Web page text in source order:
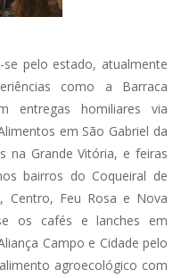
se pelo estado, atualmente
como a Barraca
entregas homiliares via
em São Gabriel da
na Grande Vitória, e feiras
bairros do Coqueiral de
Centro, Feu Rosa e Nova
os cafés e lanches em
Campo e Cidade pelo
agroecológico com